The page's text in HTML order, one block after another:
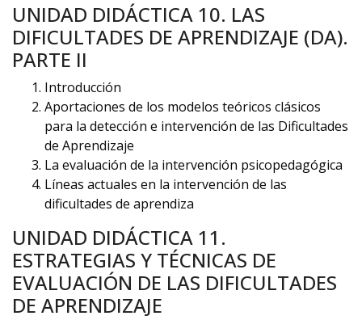
UNIDAD DIDÁCTICA 10. LAS
DIFICULTADES DE APRENDIZAJE (DA).
PARTE II
Introducción
Aportaciones de los modelos teóricos clásicos
para la detección e intervención de las Dificultades
de Aprendizaje
La evaluación de la intervención psicopedagógica
Líneas actuales en la intervención de las
dificultades de aprendiza
UNIDAD DIDÁCTICA 11.
ESTRATEGIAS Y TÉCNICAS DE
EVALUACIÓN DE LAS DIFICULTADES
DE APRENDIZAJE